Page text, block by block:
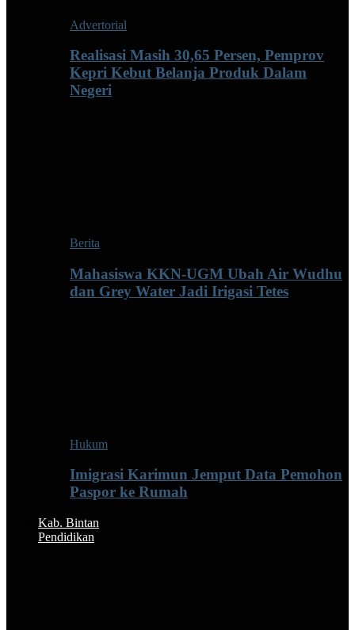
Advertorial
Realisasi Masih 30,65 Persen, Pemprov
Kepri Kebut Belanja Produk Dalam
Negeri
Berita
Mahasiswa KKN-UGM Ubah Air Wudhu
dan Grey Water Jadi Irigasi Tetes
Hukum
Imigrasi Karimun Jemput Data Pemohon
Paspor ke Rumah
Kab. Bintan
Pendidikan